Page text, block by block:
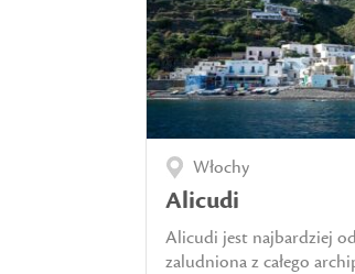
Włochy
Alicudi
Alicudi jest najbardziej
zaludniona z całego